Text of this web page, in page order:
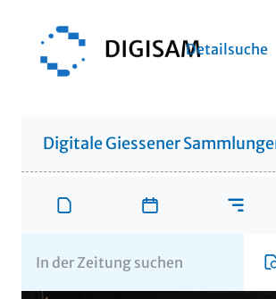
Detailsuche
Digitale Giessener